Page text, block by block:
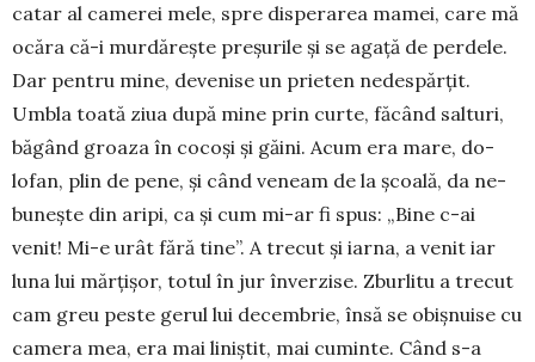
catar al ca­merei mele, spre dispe­rarea ma­mei, care mă
ocăra că-i murdă­rește preșurile și se agață de per­dele.
Dar pentru mine, de­ve­nise un prie­ten nedespărțit.
Umbla toată ziua du­pă mine prin curte, făcând sal­turi,
băgând groa­za în cocoși și găini. Acum era mare, do­
lofan, plin de pene, și când ve­neam de la școală, da ne­
bunește din aripi, ca și cum mi-ar fi spus: „Bine c-ai
venit! Mi-e urât fără tine”. A trecut și iar­na, a venit iar
luna lui măr­ți­șor, totul în jur înver­zise. Zburlitu a trecut
cam greu peste gerul lui decembrie, însă se obișnuise cu
camera mea, era mai liniștit, mai cuminte. Când s-a